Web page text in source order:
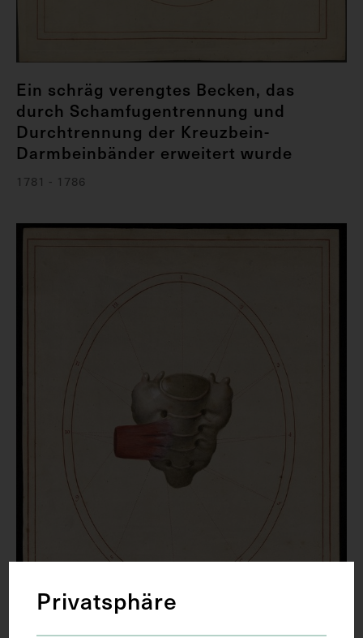
Ein schräg verengtes Becken, das
durch Schamfugentrennung und
Durchtrennung der Kreuzbein-
Darmbeinbänder erweitert wurde
1781 - 1786
Privatsphäre